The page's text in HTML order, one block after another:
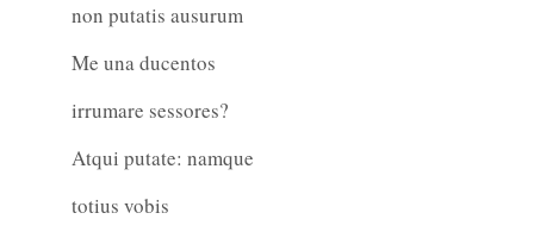
non putatis ausurum
Me una ducentos
irrumare sessores?
Atqui putate: namque
totius vobis